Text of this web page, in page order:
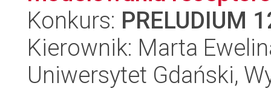
Konkurs: PRELUDIUM
Kierownik: Marta
Uniwersytet Gdański,